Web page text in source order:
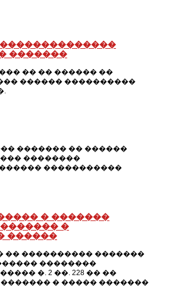
�������
�� �� ������ ��
������ ����������
������� �� ������
��������
�����������
� �������
�
������
�� ���������� �������
��������
�. 2 ��. 228 �� ��
� ����� �������